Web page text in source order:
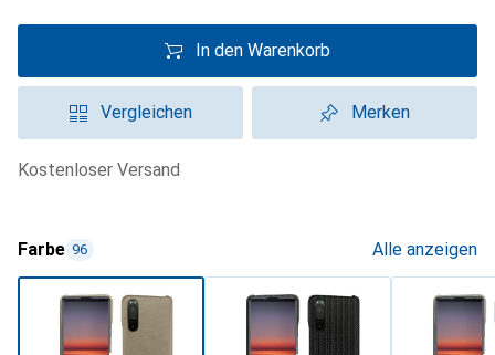
In den Warenkorb
Vergleichen Merken
kostenloser Versand
Farbe 96 Alle anzeigen